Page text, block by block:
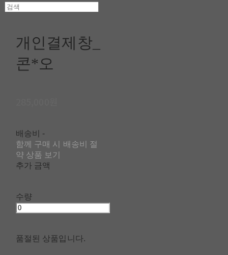
개인결제창_
콘*오
배송비 -
함께 구매 시 배송비 절
약 상품 보기
추가 금액
수량
품절된 상품입니다.